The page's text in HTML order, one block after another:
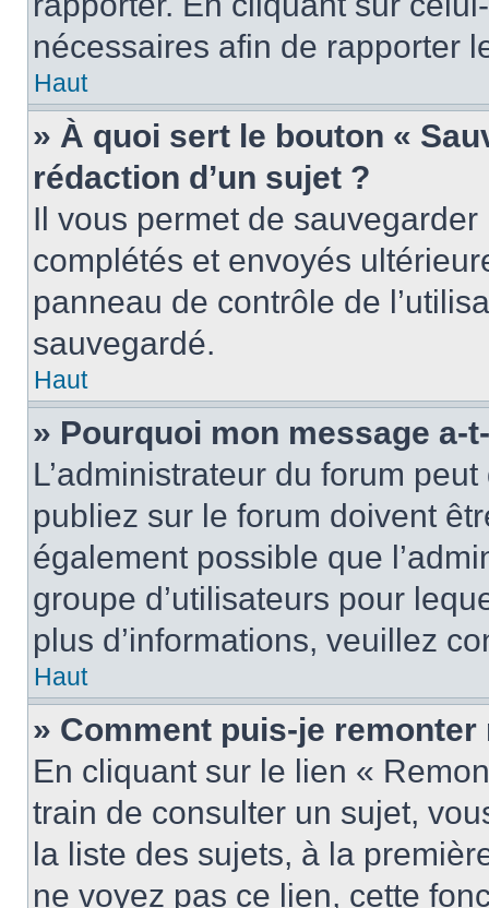
nécessaires afin de rapporter
Haut
» À quoi sert le bouton «
rédaction d’un sujet ?
Il vous permet de
complétés et envoyés
panneau de contrôle de
sauvegardé.
Haut
» Pourquoi mon message a-
L’administrateur du forum
publiez sur le forum doivent
également possible que
groupe d’utilisateurs pour
plus d’informations, veuillez
Haut
» Comment puis-je
En cliquant sur le lien «
train de consulter un sujet,
la liste des sujets, à la
ne voyez pas ce lien, cette